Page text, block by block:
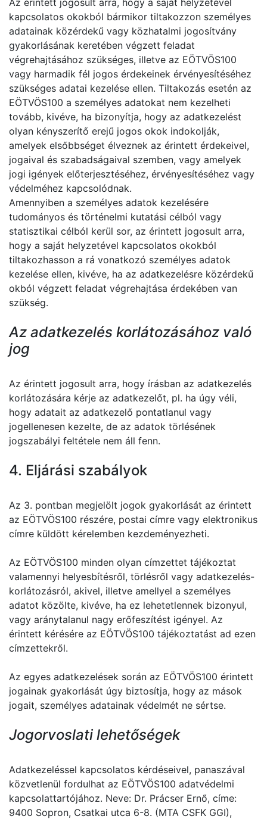
Az érintett jogosult arra, hogy a saját helyzetével
kapcsolatos okokból bármikor tiltakozzon személyes
adatainak közérdekű vagy közhatalmi jogosítvány
gyakorlásának keretében végzett feladat
végrehajtásához szükséges, illetve az EÖTVÖS100
vagy harmadik fél jogos érdekeinek érvényesítéséhez
szükséges adatai kezelése ellen. Tiltakozás esetén az
EÖTVÖS100 a személyes adatokat nem kezelheti
tovább, kivéve, ha bizonyítja, hogy az adatkezelést
olyan kényszerítő erejű jogos okok indokolják,
amelyek elsőbbséget élveznek az érintett érdekeivel,
jogaival és szabadságaival szemben, vagy amelyek
jogi igények előterjesztéséhez, érvényesítéséhez vagy
védelméhez kapcsolódnak.
Amennyiben a személyes adatok kezelésére
tudományos és történelmi kutatási célból vagy
statisztikai célból kerül sor, az érintett jogosult arra,
hogy a saját helyzetével kapcsolatos okokból
tiltakozhasson a rá vonatkozó személyes adatok
kezelése ellen, kivéve, ha az adatkezelésre közérdekű
okból végzett feladat végrehajtása érdekében van
szükség.
Az adatkezelés korlátozásához való
jog
Az érintett jogosult arra, hogy írásban az adatkezelés
korlátozására kérje az adatkezelőt, pl. ha úgy véli,
hogy adatait az adatkezelő pontatlanul vagy
jogellenesen kezelte, de az adatok törlésének
jogszabályi feltétele nem áll fenn.
4. Eljárási szabályok
Az 3. pontban megjelölt jogok gyakorlását az érintett
az EÖTVÖS100 részére, postai címre vagy elektronikus
címre küldött kérelemben kezdeményezheti.
Az EÖTVÖS100 minden olyan címzettet tájékoztat
valamennyi helyesbítésről, törlésről vagy adatkezelés-
korlátozásról, akivel, illetve amellyel a személyes
adatot közölte, kivéve, ha ez lehetetlennek bizonyul,
vagy aránytalanul nagy erőfeszítést igényel. Az
érintett kérésére az EÖTVÖS100 tájékoztatást ad ezen
címzettekről.
Az egyes adatkezelések során az EÖTVÖS100 érintett
jogainak gyakorlását úgy biztosítja, hogy az mások
jogait, személyes adatainak védelmét ne sértse.
Jogorvoslati lehetőségek
Adatkezeléssel kapcsolatos kérdéseivel, panaszával
közvetlenül fordulhat az EÖTVÖS100 adatvédelmi
kapcsolattartójához. Neve: Dr. Prácser Ernő, címe:
9400 Sopron, Csatkai utca 6-8. (MTA CSFK GGI),